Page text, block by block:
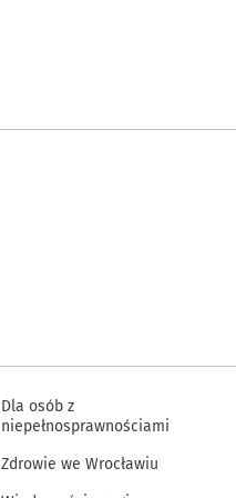
Dla osób z
niepełnosprawnościami
Zdrowie we Wrocławiu